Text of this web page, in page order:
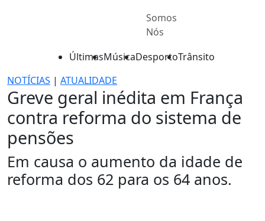
Somos
Nós
ÚltimasMúsicaDesportoTrânsito
NOTÍCIAS | ATUALIDADE
Greve geral inédita em França
contra reforma do sistema de
pensões
Em causa o aumento da idade de
reforma dos 62 para os 64 anos.